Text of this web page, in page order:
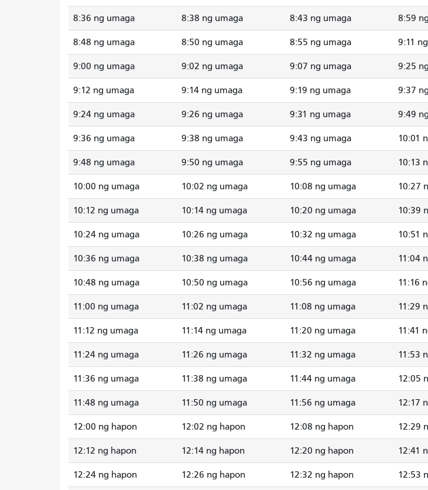
8:36 ng umaga 8:38 ng umaga 8:43 ng umaga 8:59
8:48 ng umaga 8:50 ng umaga 8:55 ng umaga 9:11
9:00 ng umaga 9:02 ng umaga 9:07 ng umaga 9:25
9:12 ng umaga 9:14 ng umaga 9:19 ng umaga 9:37
9:24 ng umaga 9:26 ng umaga 9:31 ng umaga 9:49
9:36 ng umaga 9:38 ng umaga 9:43 ng umaga 10:01
9:48 ng umaga 9:50 ng umaga 9:55 ng umaga 10:13
10:00 ng umaga 10:02 ng umaga 10:08 ng umaga 10:27
10:12 ng umaga 10:14 ng umaga 10:20 ng umaga 10:39
10:24 ng umaga 10:26 ng umaga 10:32 ng umaga 10:51
10:36 ng umaga 10:38 ng umaga 10:44 ng umaga 11:04
10:48 ng umaga 10:50 ng umaga 10:56 ng umaga 11:16
11:00 ng umaga 11:02 ng umaga 11:08 ng umaga 11:29
11:12 ng umaga 11:14 ng umaga 11:20 ng umaga 11:41
11:24 ng umaga 11:26 ng umaga 11:32 ng umaga 11:53
11:36 ng umaga 11:38 ng umaga 11:44 ng umaga 12:05
11:48 ng umaga 11:50 ng umaga 11:56 ng umaga 12:17
12:00 ng hapon 12:02 ng hapon 12:08 ng hapon 12:29
12:12 ng hapon 12:14 ng hapon 12:20 ng hapon 12:41
12:24 ng hapon 12:26 ng hapon 12:32 ng hapon 12:53